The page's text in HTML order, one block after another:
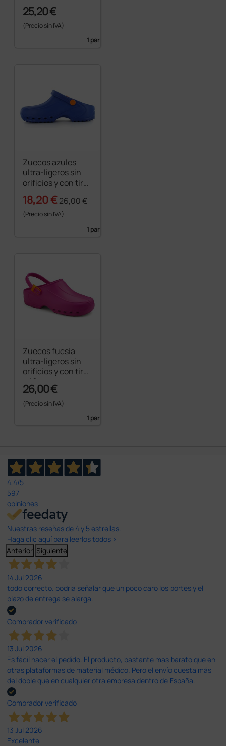
25,20 €
(Precio sin IVA)
1 par
Zuecos azules
ultra-ligeros sin
orificios y con tira
- 38
18,20 €26,00 €
(Precio sin IVA)
1 par
Zuecos fucsia
ultra-ligeros sin
orificios y con tira
- 40
26,00 €
(Precio sin IVA)
1 par
4,4/5
597
opiniones
Nuestras reseñas de 4 y 5 estrellas.
Haga clic aquí para leerlos todos >
Anterior Siguiente
14 Jul 2026
todo correcto. podria señalar que un poco caro los portes y el
plazo de entrega se alarga.
Comprador verificado
13 Jul 2026
Es fácil hacer el pedido. El producto, bastante mas barato que en
otras plataformas de material médico. Pero el envío cuesta más
del doble que en cualquier otra empresa dentro de España.
Comprador verificado
13 Jul 2026
Excelente